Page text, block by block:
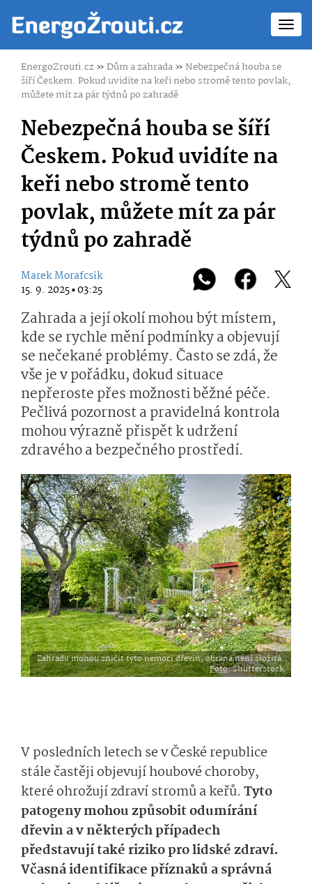
EnergoZrouti.cz»Dům a zahrada»Nebezpečná houba se
šíří Českem. Pokud uvidíte na keři nebo stromě tento povlak,
můžete mít za pár týdnů po zahradě
Nebezpečná houba se šíří
Českem. Pokud uvidíte na
keři nebo stromě tento
povlak, můžete mít za pár
týdnů po zahradě
Marek Morafcsik
15. 9. 2025 ▪ 03:25
Zahrada a její okolí mohou být místem,
kde se rychle mění podmínky a objevují
se nečekané problémy. Často se zdá, že
vše je v pořádku, dokud situace
nepřeroste přes možnosti běžné péče.
Pečlivá pozornost a pravidelná kontrola
mohou výrazně přispět k udržení
zdravého a bezpečného prostředí.
Zahradu mohou zničit tyto nemoci dřevin, obrana není složitá.
Foto: Shutterstock
V posledních letech se v České republice
stále častěji objevují houbové choroby,
které ohrožují zdraví stromů a keřů. Tyto
patogeny mohou způsobit odumírání
dřevin a v některých případech
představují také riziko pro lidské zdraví.
Včasná identifikace příznaků a správná